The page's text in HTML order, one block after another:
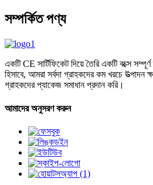
সম্পর্কিত পণ্য
একটি CE সার্টিফিকেট দিয়ে তৈরি একটি বক্সে
হিসাবে, আমরা সর্বদা গ্রাহকদের কম খরচে উত্পাদন
গ্রাহকদের প্যাকেজ সমাধান প্রদান করি।
আমাদের অনুসরণ করুন